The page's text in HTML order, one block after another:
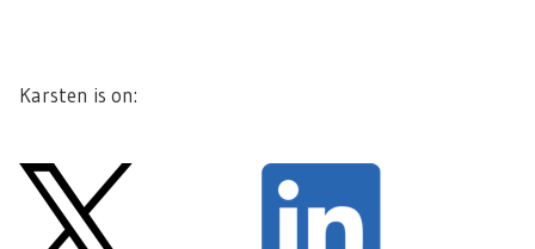
Karsten is on: